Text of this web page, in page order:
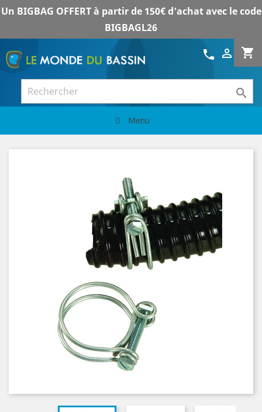
Un BIGBAG OFFERT à partir de 150€ d'achat avec le code
BIGBAGL26
shopping_cart

call

Menu